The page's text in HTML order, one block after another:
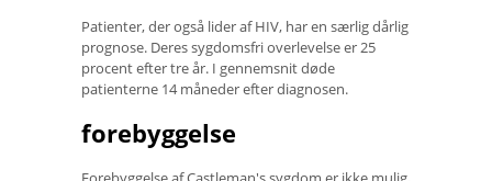
Patienter, der også lider af HIV, har en særlig dårlig
prognose. Deres sygdomsfri overlevelse er 25
procent efter tre år. I gennemsnit døde
patienterne 14 måneder efter diagnosen.
forebyggelse